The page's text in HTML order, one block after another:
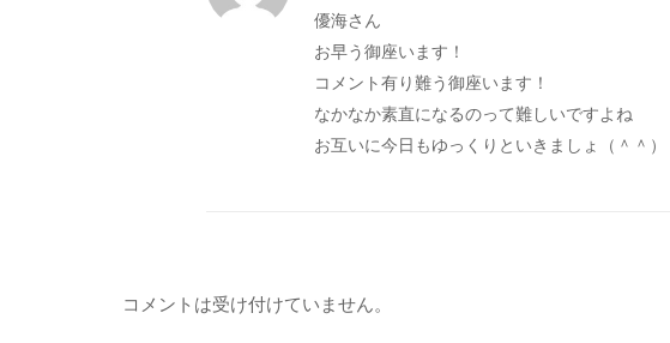
優海さん
お早う御座います！
コメント有り難う御座います！
なかなか素直になるのって難しいですよね
お互いに今日もゆっくりといきましょ（＾＾）
コメントは受け付けていません。